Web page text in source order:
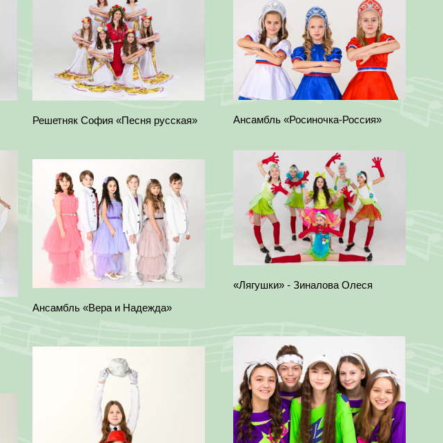
Решетняк София «Песня русская» Ансамбль «Росиночка-Россия»
Ансамбль «Вера и Надежда»
«Лягушки» - Зиналова Олеся